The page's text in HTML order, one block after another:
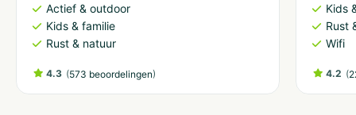
Actief & outdoor
Kids & familie
Rust & natuur
4.3 (573 beoordelingen)
Kids
Rust
Wifi
4.2 (